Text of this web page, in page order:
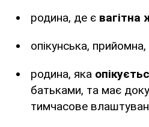
родина, де є вагітна
опікунська, прийомна,
родина, яка
батьками, та має
тимчасове